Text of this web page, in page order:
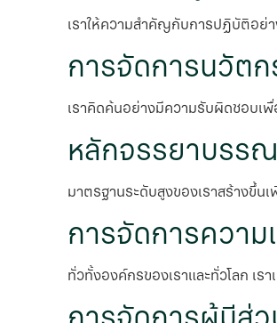
เราให้ความสําคัญกับการปฏิบัติอย่
การจัดการนวัตก
เราคิดค้นอย่างมีความรับผิดชอบเ
หลักจรรยาบรร
มาตรฐานระดับสูงของเราสร้างขึ้น
การจัดการควา
ทั่วทั้งองค์กรของเราและทั่วโลก เ